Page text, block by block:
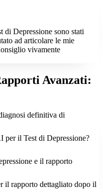
di Depressione sono stati
ad articolare le mie
vivamente
Avanzati:
definitiva di
per il Test di Depressione?
e il rapporto
il rapporto dettagliato dopo il